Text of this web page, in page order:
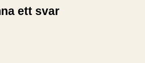
ett svar